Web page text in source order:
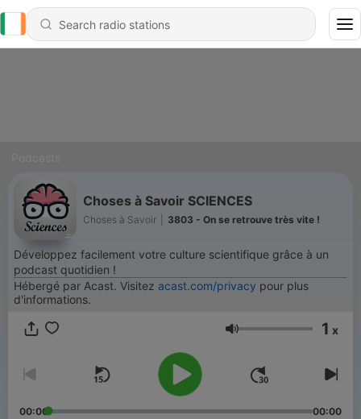
Choses à Savoir SCIENCES
Choses à Savoir 3803 - On se retrouve très vite !
Développez facilement votre culture scientifique grâce à un
podcast quotidien !
Hébergé par Acast. Visitez acast.com/privacy pour plus
d'informations.
Volume 1 x
00:00 00:00